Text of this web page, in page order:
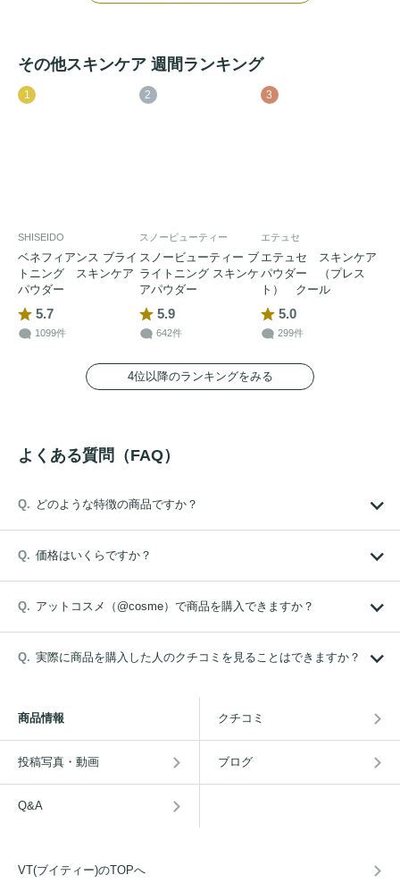
その他スキンケア 週間ランキング
1
SHISEIDO
ベネフィアンス ブライ
トニング スキンケア
パウダー
5.7
1099件
2
スノービューティー
スノービューティー ブ
ライトニング スキンケ
アパウダー
5.9
642件
3
エテュセ
エテュセ スキンケア
パウダー （プレス
ト） クール
5.0
299件
4位以降のランキングをみる
よくある質問（FAQ）
どのような特徴の商品ですか？
価格はいくらですか？
アットコスメ（@cosme）で商品を購入できますか？
実際に商品を購入した人のクチコミを見ることはできますか？
商品情報 クチコミ
投稿写真・動画 ブログ
Q&A
VT(ブイティー)のTOPへ